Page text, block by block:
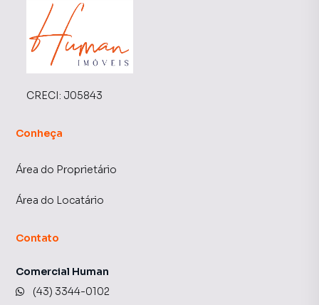
CRECI: J05843
Conheça
Área do Proprietário
Área do Locatário
Contato
Comercial Human
(43) 3344-0102